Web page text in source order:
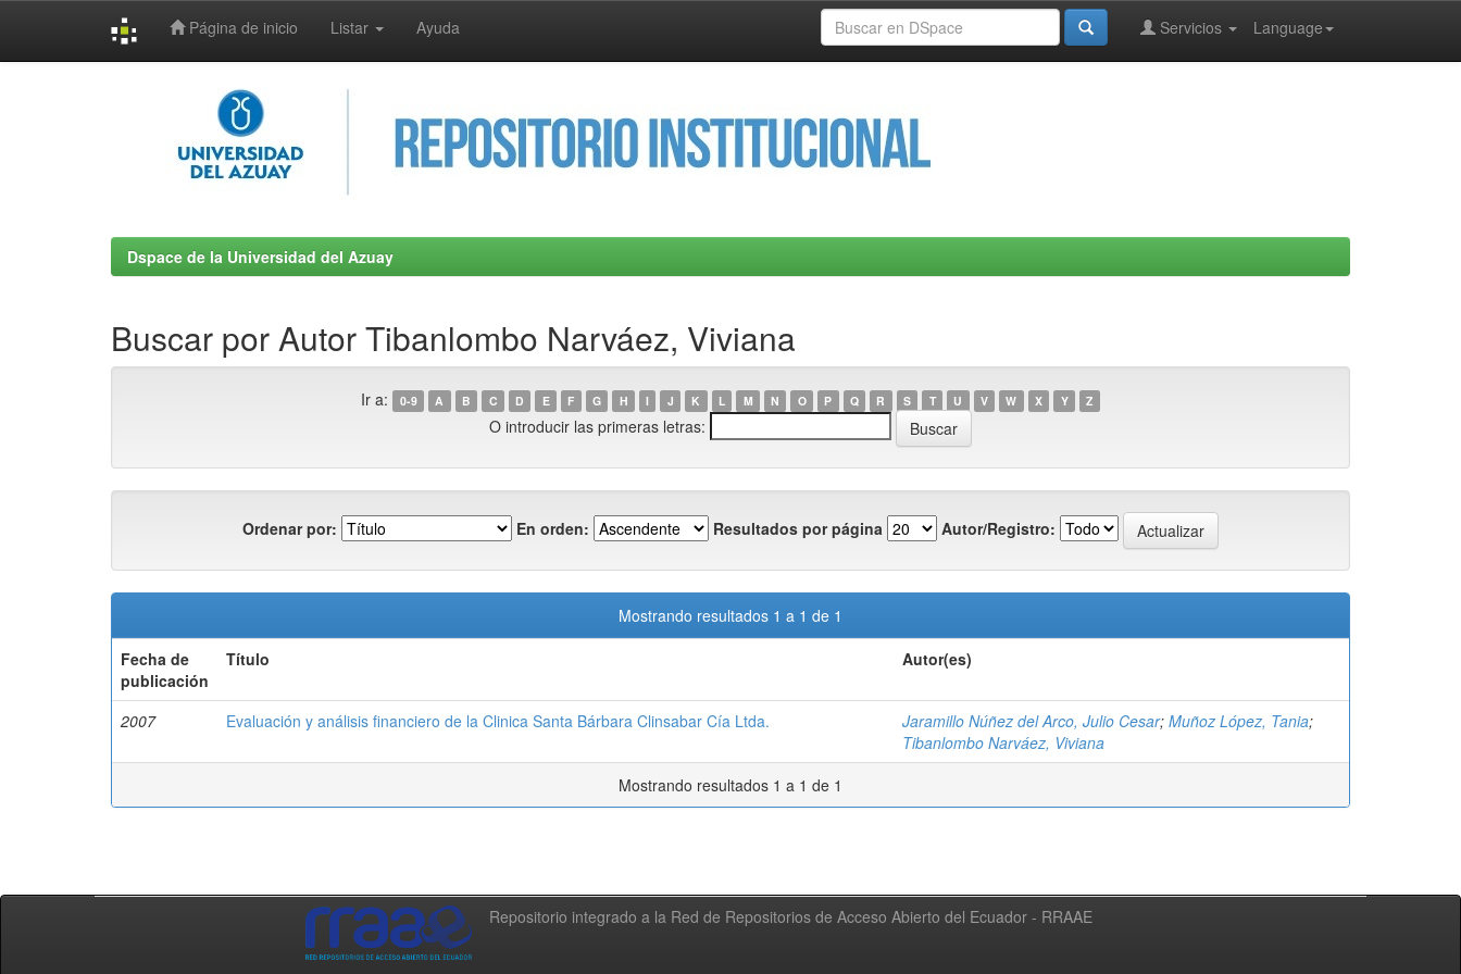
Página de inicio Listar Ayuda Language
Servicios
Dspace de la Universidad del Azuay
Buscar por Autor Tibanlombo Narváez, Viviana
Ir a: 0-9 A B C D E F G H I J K L M N O P Q R S T U V W X Y Z
O introducir las primeras letras:
Ordenar por: En orden: Resultados por página Autor/Registro:
Mostrando resultados 1 a 1 de 1
Fecha de
publicación
Título Autor(es)
2007 Evaluación y análisis financiero de la Clinica Santa Bárbara Clinsabar Cía Ltda. Jaramillo Núñez del Arco, Julio Cesar; Muñoz López, Tania;
Tibanlombo Narváez, Viviana
Mostrando resultados 1 a 1 de 1
Repositorio integrado a la Red de Repositorios de Acceso Abierto del Ecuador - RRAAE